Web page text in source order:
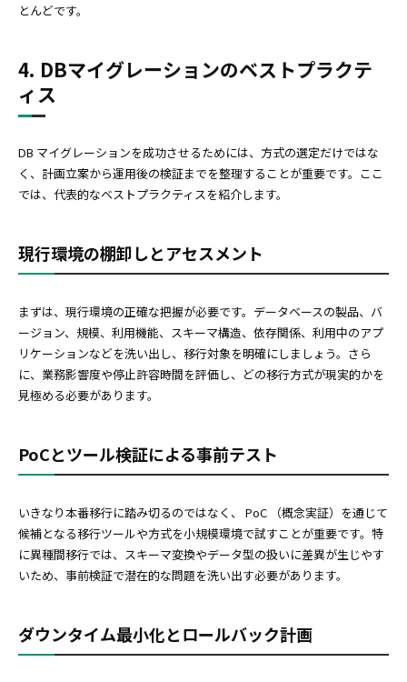
とんどです。
4. DBマイグレーションのベストプラクテ
ィス
DB マイグレーションを成功させるためには、方式の選定だけではな
く、計画立案から運用後の検証までを整理することが重要です。ここ
では、代表的なベストプラクティスを紹介します。
現行環境の棚卸しとアセスメント
まずは、現行環境の正確な把握が必要です。データベースの製品、バ
ージョン、規模、利用機能、スキーマ構造、依存関係、利用中のアプ
リケーションなどを洗い出し、移行対象を明確にしましょう。さら
に、業務影響度や停止許容時間を評価し、どの移行方式が現実的かを
見極める必要があります。
PoCとツール検証による事前テスト
いきなり本番移行に踏み切るのではなく、 PoC （概念実証）を通じて
候補となる移行ツールや方式を小規模環境で試すことが重要です。特
に異種間移行では、スキーマ変換やデータ型の扱いに差異が生じやす
いため、事前検証で潜在的な問題を洗い出す必要があります。
ダウンタイム最小化とロールバック計画